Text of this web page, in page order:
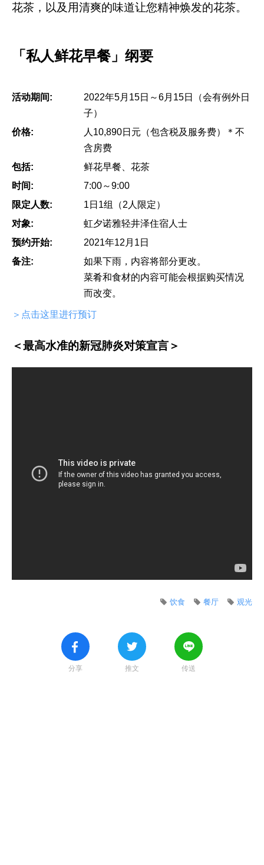
花茶，以及用清爽的味道让您精神焕发的花茶。
「私人鲜花早餐」纲要
活动期间:
2022年5月15日～6月15日（会有例外日
子）
价格:
人10,890日元（包含税及服务费）＊不
含房费
包括:
鲜花早餐、花茶
时间:
7:00～9:00
限定人数:
1日1组（2人限定）
对象:
虹夕诺雅轻井泽住宿人士
预约开始:
2021年12月1日
备注:
如果下雨，内容将部分更改。
菜肴和食材的内容可能会根据购买情况
而改变。
＞点击这里进行预订
＜最高水准的新冠肺炎对策宣言＞
观光
餐厅
饮食
分享 推文 传送